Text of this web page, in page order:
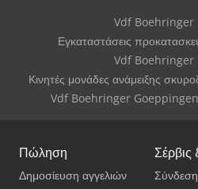
Vdf Boehringer
Εγκαταστάσεις
Vdf Boehringer
Κινητές μονάδες ανάμειξης
Vdf Boehringer Goeppingen
Πώληση
Δημοσίευση αγγελιών
Σέρβις
Σύνδεση